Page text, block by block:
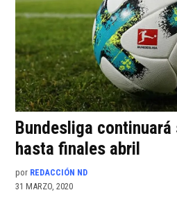
Bundesliga
hasta finales abril
por REDACCIÓN ND
31 MARZO, 2020